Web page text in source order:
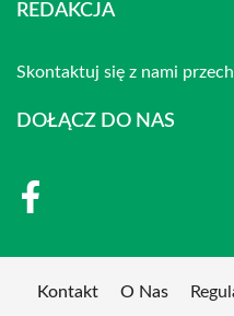
REDAKCJA
Skontaktuj się z nami
DOŁĄCZ DO NAS
Kontakt O Nas